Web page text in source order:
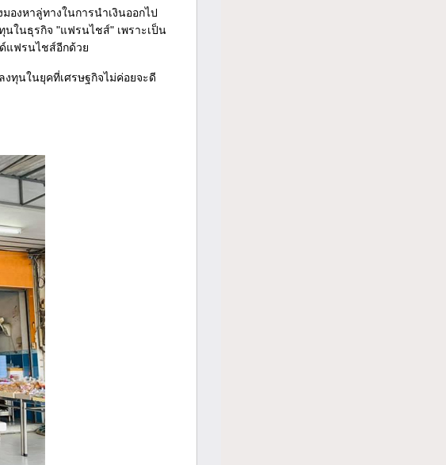
องหาลู่ทางในการนำเงินออกไป
ในธุรกิจ "แฟรนไชส์" เพราะเป็น
แฟรนไชส์อีกด้วย
ทุนในยุคที่เศรษฐกิจไม่ค่อยจะดี